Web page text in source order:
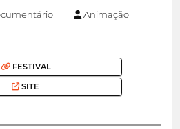
Animação
FESTIVAL
SITE